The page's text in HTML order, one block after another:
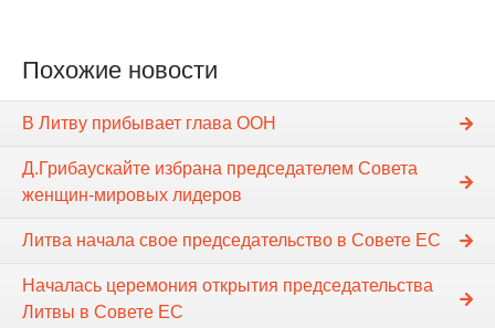
Похожие новости
В Литву прибывает глава ООН
Д.Грибаускайте избрана председателем Совета
женщин-мировых лидеров
Литва начала свое председательство в Совете ЕС
Началась церемония открытия председательства
Литвы в Совете ЕС